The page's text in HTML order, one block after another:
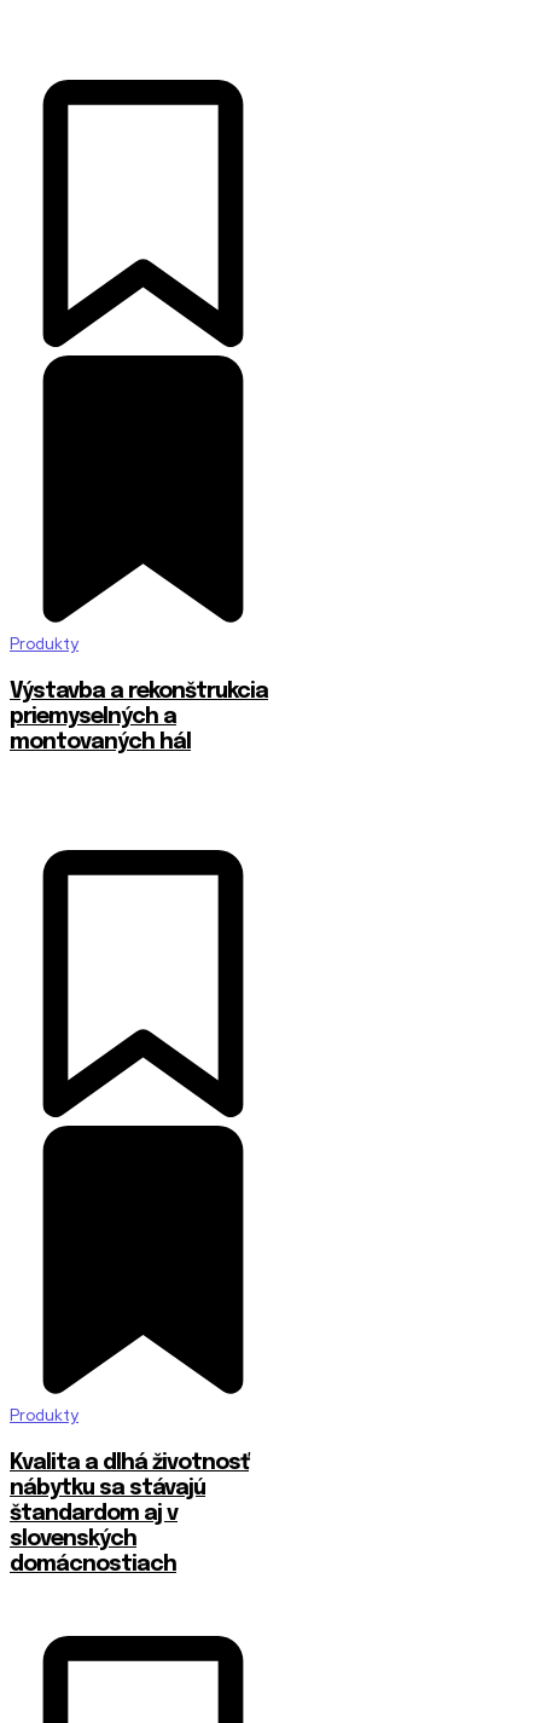
Produkty
Výstavba a rekonštrukcia
priemyselných a
montovaných hál
Produkty
​Kvalita a dlhá životnosť
nábytku sa stávajú
štandardom aj v
slovenských
domácnostiach